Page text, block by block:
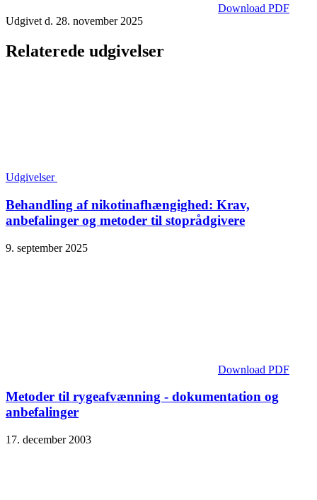
Download PDF
Udgivet d. 28. november 2025
Relaterede udgivelser
Udgivelser
Behandling af nikotinafhængighed: Krav,
anbefalinger og metoder til stoprådgivere
9. september 2025
Download PDF
Metoder til rygeafvænning - dokumentation og
anbefalinger
17. december 2003